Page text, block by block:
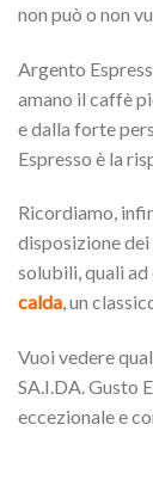
non può o non
Argento
amano il caffè
e dalla forte
Espresso è la
Ricordiamo,
disposizione dei
solubili, quali ad
calda, un
Vuoi vedere
SA.I.DA. Gusto
eccezionale e